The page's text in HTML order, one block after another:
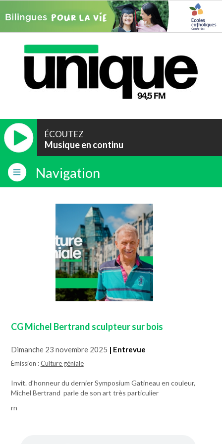
ÉCOUTEZ
Musique en continu
Navigation
CG Michel Bertrand sculpteur sur bois
Dimanche 23 novembre 2025 | Entrevue
Émission :Culture géniale
Invit. d'honneur du dernier Symposium Gatineau en couleur,
Michel Bertrand parle de son art très particulier
rn